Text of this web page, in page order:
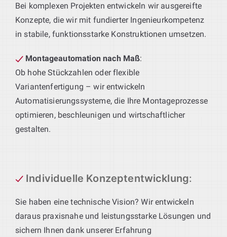
Bei komplexen Projekten entwickeln wir ausgereifte
Konzepte, die wir mit fundierter Ingenieurkompetenz
in stabile, funktionsstarke Konstruktionen umsetzen.
Montageautomation nach Maß:
Ob hohe Stückzahlen oder flexible
Variantenfertigung – wir entwickeln
Automatisierungssysteme, die Ihre Montageprozesse
optimieren, beschleunigen und wirtschaftlicher
gestalten.
Individuelle Konzeptentwicklung:
Sie haben eine technische Vision? Wir entwickeln
daraus praxisnahe und leistungsstarke Lösungen und
sichern Ihnen dank unserer Erfahrung